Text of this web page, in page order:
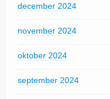
december 2024
november 2024
oktober 2024
september 2024